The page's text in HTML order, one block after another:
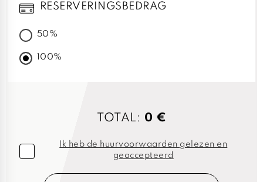
RESERVERINGSBEDRAG
50%
100%
TOTAL: 0 €
Ik heb de huurvoorwaarden gelezen en
geaccepteerd